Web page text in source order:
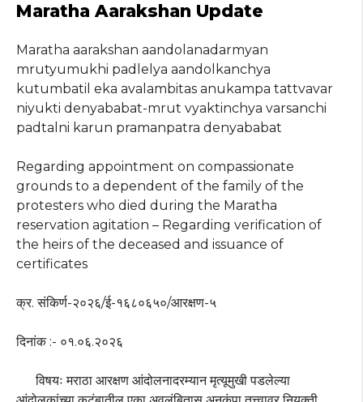
Maratha Aarakshan Update
Maratha aarakshan aandolanadarmyan
mrutyumukhi padlelya aandolkanchya
kutumbatil eka avalambitas anukampa tattvavar
niyukti denyababat-mrut vyaktinchya varsanchi
padtalni karun pramanpatra denyababat
Regarding appointment on compassionate
grounds to a dependent of the family of the
protesters who died during the Maratha
reservation agitation – Regarding verification of
the heirs of the deceased and issuance of
certificates
क्र. संकिर्ण-२०२६/ई-१६८०६५०/आरक्षण-५
दिनांक :- ०१.०६.२०२६
विषयः मराठा आरक्षण आंदोलनादरम्यान मृत्यूमुखी पडलेल्या